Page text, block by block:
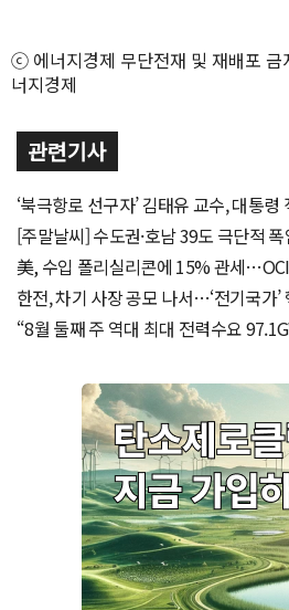
ⓒ 에너지경제 무단전재 및 재배포 금
너지경제
관련기사
‘북극항로 선구자’ 김태유 교수, 대통
위촉
[주말날씨] 수도권·호남 39도 극단적
비상
美, 수입 폴리실리콘에 15% 관세
망
한전, 차기 사장 공모 나서…‘전기국가’
“8월 둘째 주 역대 최대 전력수요